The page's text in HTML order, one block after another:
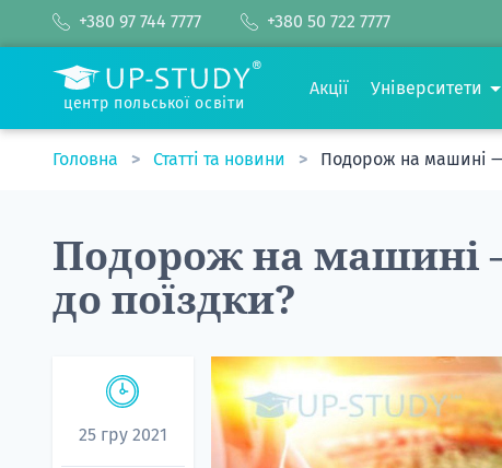
+380 97 744 7777 +380 50 722 7777
центр польської освіти
Акції Університети
Головна Статті та новини Подорож на машині —
Подорож на машині
до поїздки?
25 гру 2021